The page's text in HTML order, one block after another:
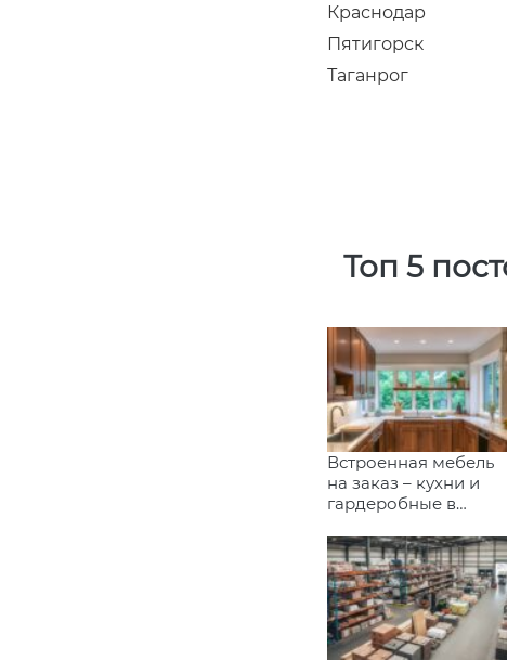
Краснодар
Пятигорск
Таганрог
Топ 5
Встроенная мебель
на заказ – кухни и
гардеробные в